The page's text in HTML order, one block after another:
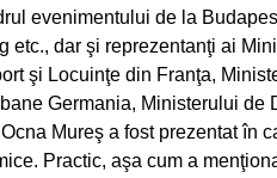
evenimentului de la
etc., dar şi reprezentanţi ai
şi Locuinţe din Franţa,
Germania, Ministerului de
Mureş a fost prezentat în
Practic, aşa cum a